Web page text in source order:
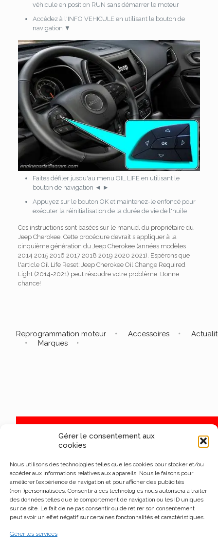
Gérer le consentement aux
cookies
Nous utilisons des technologies telles que les cookies pour stocker et/ou
accéder aux informations relatives aux appareils. Nous le faisons pour
améliorer l’expérience de navigation et pour afficher des publicités
(non-)personnalisées. Consentir à ces technologies nous autorisera à traiter
des données telles que le comportement de navigation ou les ID uniques
sur ce site. Le fait de ne pas consentir ou de retirer son consentement
peut avoir un effet négatif sur certaines fonctonnalités et caractéristiques.
Gérer les services
véhicule en position RUN sans démarrer le moteur
Accédez à l'INFO VEHICULE en utilisant le bouton de
navigation ▼
Faites défiler jusqu'au menu OIL LIFE en utilisant le
bouton de navigation ◄ ►
Appuyez sur le bouton OK et maintenez-le enfoncé pour
exécuter la réinitialisation de la durée de vie de l'huile
Ces instructions sont basées sur le manuel du propriétaire du
Jeep Cherokee. Cette procédure devrait s'appliquer à la
cinquième génération du Jeep Cherokee (années modèles
2014 2015 2016 2017 2018 2019 2020 2021). Espérons que
l'article Oil Life Reset: Jeep Cherokee Oil Change Required
Light (2014-2021) peut résoudre votre problème. Bonne
chance!
Reprogrammation moteur Accessoires
Marques